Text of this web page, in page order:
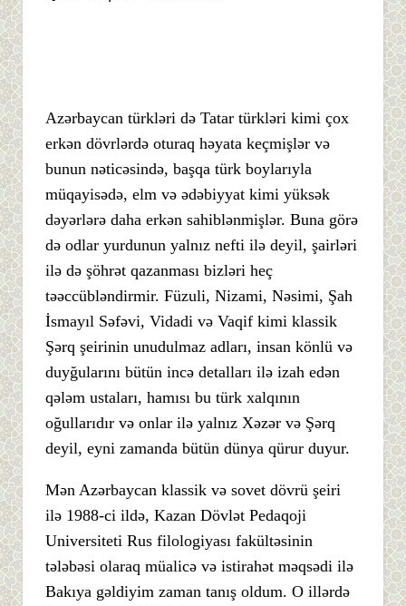
Azərbaycan türkləri də Tatar türkləri kimi çox
erkən dövrlərdə oturaq həyata keçmişlər və
bunun nəticəsində, başqa türk boylarıyla
müqayisədə, elm və ədəbiyyat kimi yüksək
dəyərlərə daha erkən sahiblənmişlər. Buna görə
də odlar yurdunun yalnız nefti ilə deyil, şairləri
ilə də şöhrət qazanması bizləri heç
təəccübləndirmir. Füzuli, Nizami, Nəsimi, Şah
İsmayıl Səfəvi, Vidadi və Vaqif kimi klassik
Şərq şeirinin unudulmaz adları, insan könlü və
duyğularını bütün incə detalları ilə izah edən
qələm ustaları, hamısı bu türk xalqının
oğullarıdır və onlar ilə yalnız Xəzər və Şərq
deyil, eyni zamanda bütün dünya qürur duyur.
Mən Azərbaycan klassik və sovet dövrü şeiri
ilə 1988-ci ildə, Kazan Dövlət Pedaqoji
Universiteti Rus filologiyası fakültəsinin
tələbəsi olaraq müalicə və istirahət məqsədi ilə
Bakıya gəldiyim zaman tanış oldum. O illərdə